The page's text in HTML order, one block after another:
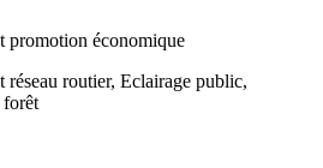
promotion économique
réseau routier, Eclairage public,
forêt